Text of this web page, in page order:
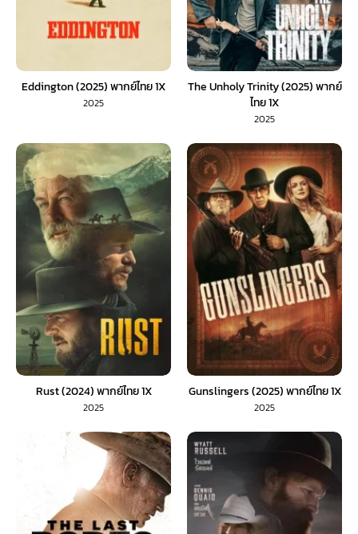
Eddington (2025) พากย์ไทย 1X
2025
The Unholy Trinity (2025) พากย์
ไทย 1X
2025
Rust (2024) พากย์ไทย 1X
2025
Gunslingers (2025) พากย์ไทย 1X
2025